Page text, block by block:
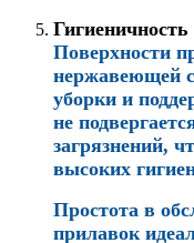
Гигиеничность
Поверхности
нержавеющей
уборки и
не
загрязнений,
высоких
Простота в
прилавок